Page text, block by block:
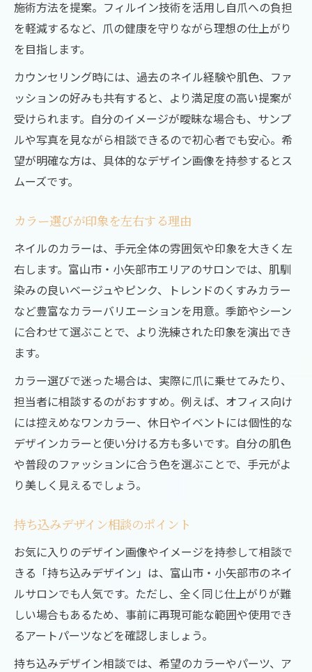
施術方法を提案。フィルイン技術を活用し自爪への負担
を軽減するなど、爪の健康を守りながら理想の仕上がり
を目指します。
カウンセリング時には、過去のネイル経験や肌色、ファ
ッションの好みも共有すると、より満足度の高い提案が
受けられます。自分のイメージが曖昧な場合も、サンプ
ルや写真を見ながら相談できるので初心者でも安心。希
望が明確な方は、具体的なデザイン画像を持参するとス
ムーズです。
カラー選びが印象を左右する理由
ネイルのカラーは、手元全体の雰囲気や印象を大きく左
右します。富山市・小矢部市エリアのサロンでは、肌馴
染みの良いベージュやピンク、トレンドのくすみカラー
など豊富なカラーバリエーションを用意。季節やシーン
に合わせて選ぶことで、より洗練された印象を演出でき
ます。
カラー選びで迷った場合は、実際に爪に乗せてみたり、
担当者に相談するのがおすすめ。例えば、オフィス向け
には控えめなワンカラー、休日やイベントには個性的な
デザインカラーと使い分ける方も多いです。自分の肌色
や普段のファッションに合う色を選ぶことで、手元がよ
り美しく見えるでしょう。
持ち込みデザイン相談のポイント
お気に入りのデザイン画像やイメージを持参して相談で
きる「持ち込みデザイン」は、富山市・小矢部市のネイ
ルサロンでも人気です。ただし、全く同じ仕上がりが難
しい場合もあるため、事前に再現可能な範囲や使用でき
るアートパーツなどを確認しましょう。
持ち込みデザイン相談では、希望のカラーやパーツ、ア